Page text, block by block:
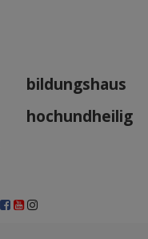
bildungshaus
hochundheilig